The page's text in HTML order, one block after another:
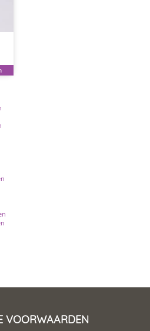
VOORWAARDEN